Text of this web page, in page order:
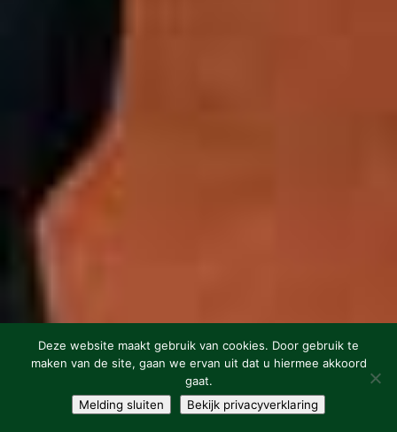
;
Deze website maakt gebruik van cookies. Door gebruik te
maken van de site, gaan we ervan uit dat u hiermee akkoord
gaat.
Melding sluiten
Bekijk privacyverklaring